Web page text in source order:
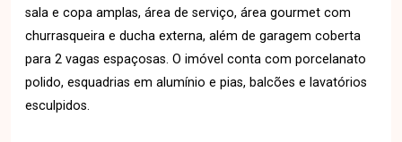
sala e copa amplas, área de serviço, área gourmet com
churrasqueira e ducha externa, além de garagem coberta
para 2 vagas espaçosas. O imóvel conta com porcelanato
polido, esquadrias em alumínio e pias, balcões e lavatórios
esculpidos.